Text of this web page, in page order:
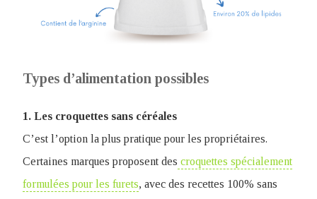
Types d’alimentation possibles
1. Les croquettes sans céréales
C’est l’option la plus pratique pour les propriétaires.
Certaines marques proposent des croquettes spécialement
formulées pour les furets, avec des recettes 100% sans